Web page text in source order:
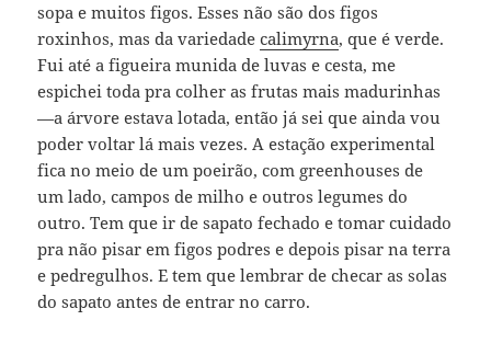
sopa e muitos figos. Esses não são dos figos
roxinhos, mas da variedadecalimyrna, que é verde.
Fui até a figueira munida de luvas e cesta, me
espichei toda pra colher as frutas mais madurinhas
—a árvore estava lotada, então já sei que ainda vou
poder voltar lá mais vezes. A estação experimental
fica no meio de um poeirão, com greenhouses de
um lado, campos de milho e outros legumes do
outro. Tem que ir de sapato fechado e tomar cuidado
pra não pisar em figos podres e depois pisar na terra
e pedregulhos. E tem que lembrar de checar as solas
do sapato antes de entrar no carro.